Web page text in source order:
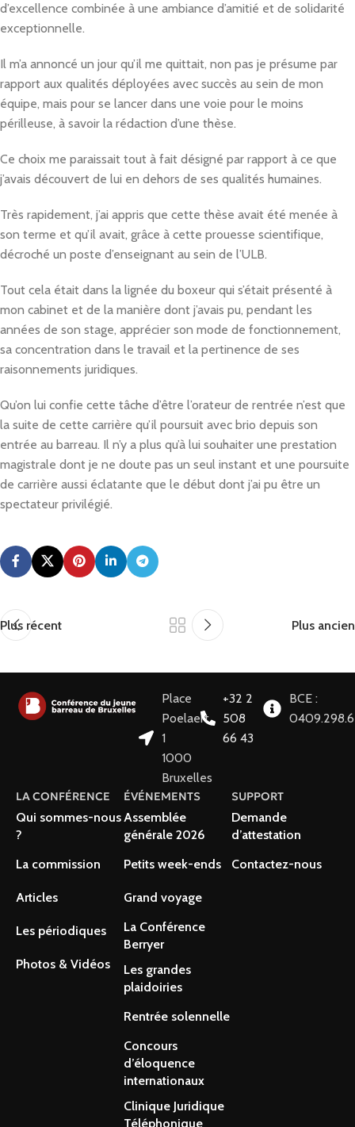
d’excellence combinée à une ambiance d’amitié et de solidarité
exceptionnelle.
Il m’a annoncé un jour qu’il me quittait, non pas je présume par
rapport aux qualités déployées avec succès au sein de mon
équipe, mais pour se lancer dans une voie pour le moins
périlleuse, à savoir la rédaction d’une thèse.
Ce choix me paraissait tout à fait désigné par rapport à ce que
j’avais découvert de lui en dehors de ses qualités humaines.
Très rapidement, j’ai appris que cette thèse avait été menée à
son terme et qu’il avait, grâce à cette prouesse scientifique,
décroché un poste d’enseignant au sein de l’ULB.
Tout cela était dans la lignée du boxeur qui s’était présenté à
mon cabinet et de la manière dont j’avais pu, pendant les
années de son stage, apprécier son mode de fonctionnement,
sa concentration dans le travail et la pertinence de ses
raisonnements juridiques.
Qu’on lui confie cette tâche d’être l’orateur de rentrée n’est que
la suite de cette carrière qu’il poursuit avec brio depuis son
entrée au barreau. Il n’y a plus qu’à lui souhaiter une prestation
magistrale dont je ne doute pas un seul instant et une poursuite
de carrière aussi éclatante que le début dont j’ai pu être un
spectateur privilégié.
Plus récent Plus ancien
Place
Poelaert
1
1000
Bruxelles
+32 2
508
66 43
BCE :
LA CONFÉRENCE
Qui sommes-nous
?
La commission
Articles
Les périodiques
Photos & Vidéos
ÉVÉNEMENTS
Assemblée
générale 2026
Petits week-ends
Grand voyage
La Conférence
Berryer
Les grandes
plaidoiries
Rentrée solennelle
Concours
d’éloquence
internationaux
Clinique Juridique
Téléphonique
SUPPORT
Demande
d’attestation
Contactez-nous